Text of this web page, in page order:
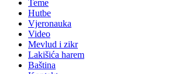
Teme
Hutbe
Vjeronauka
Video
Mevlud i zikr
Lakišića harem
Baština